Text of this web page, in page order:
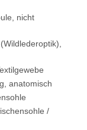
nicht
anatomisch
/